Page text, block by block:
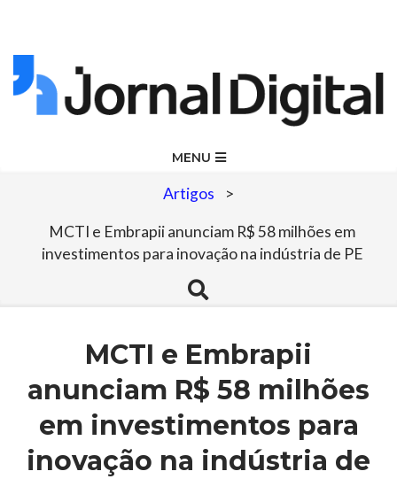
Skip
to
Jornal
Digital
MENU
Artigos >
MCTI e Embrapii anunciam R$ 58 milhões em
investimentos para inovação na indústria de PE
Search
MCTI e Embrapii
anunciam R$ 58 milhões
em investimentos para
inovação na indústria de